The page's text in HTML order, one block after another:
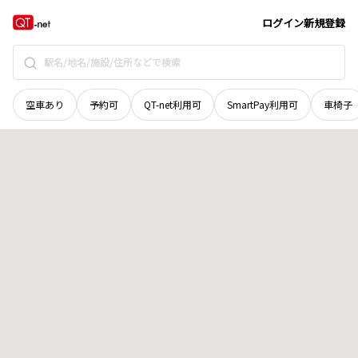
ログイン新規登録
空車あり 予約可 QT-net利用可 SmartPay利用可 車椅子
栃木県